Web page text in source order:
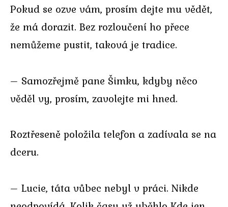
Pokud se ozve vám, prosím dejte mu vědět,
že má dorazit. Bez rozloučení ho přece
nemůžeme pustit, taková je tradice.
– Samozřejmě pane Šimku, kdyby něco
věděl vy, prosím, zavolejte mi hned.
Roztřeseně položila telefon a zadívala se na
dceru.
– Lucie, táta vůbec nebyl v práci. Nikde